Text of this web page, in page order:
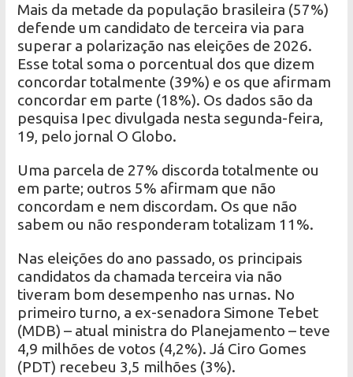
Mais da metade da população brasileira (57%)
defende um candidato de terceira via para
superar a polarização nas eleições de 2026.
Esse total soma o porcentual dos que dizem
concordar totalmente (39%) e os que afirmam
concordar em parte (18%). Os dados são da
pesquisa Ipec divulgada nesta segunda-feira,
19, pelo jornal O Globo.
Uma parcela de 27% discorda totalmente ou
em parte; outros 5% afirmam que não
concordam e nem discordam. Os que não
sabem ou não responderam totalizam 11%.
Nas eleições do ano passado, os principais
candidatos da chamada terceira via não
tiveram bom desempenho nas urnas. No
primeiro turno, a ex-senadora Simone Tebet
(MDB) – atual ministra do Planejamento – teve
4,9 milhões de votos (4,2%). Já Ciro Gomes
(PDT) recebeu 3,5 milhões (3%).